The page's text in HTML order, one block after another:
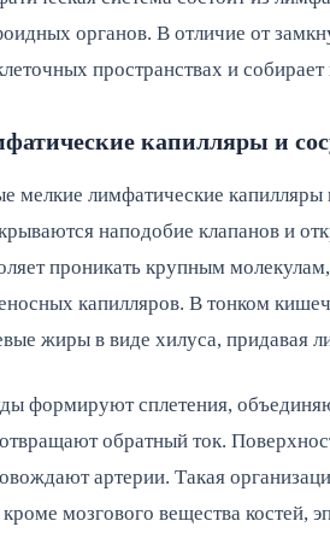
органов. В отличие от
пространствах и
капилляры и
мелкие лимфатические капилляры
наподобие клапанов и
проникать крупным
капилляров. В тонком
жиры в виде хилуса, придавая
формируют сплетения,
обратный ток.
артерии. Такая
кроме мозгового вещества костей,